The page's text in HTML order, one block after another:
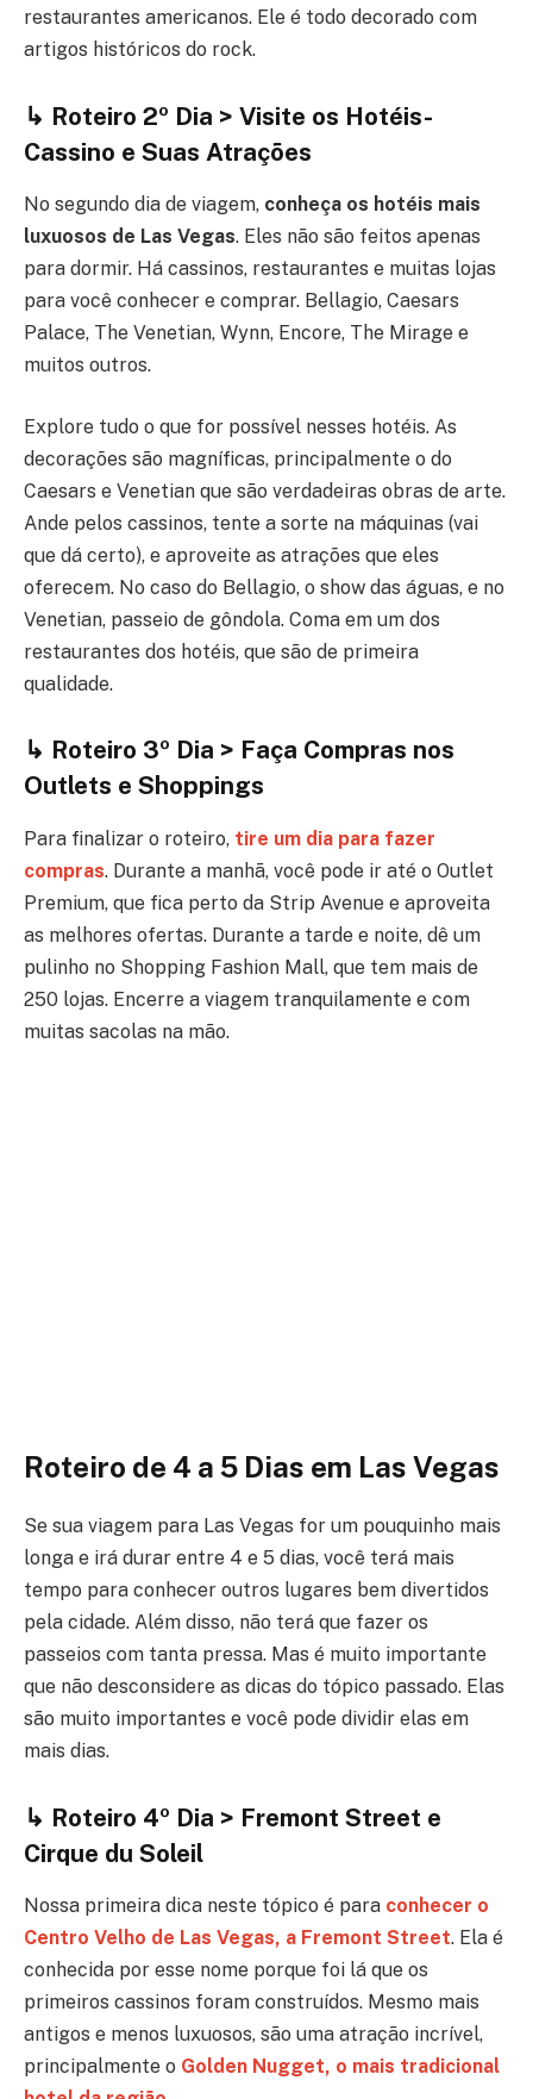
restaurantes americanos. Ele é todo decorado com
artigos históricos do rock.
↳ Roteiro 2º Dia > Visite os Hotéis-
Cassino e Suas Atrações
No segundo dia de viagem, conheça os hotéis mais
luxuosos de Las Vegas. Eles não são feitos apenas
para dormir. Há cassinos, restaurantes e muitas lojas
para você conhecer e comprar. Bellagio, Caesars
Palace, The Venetian, Wynn, Encore, The Mirage e
muitos outros.
Explore tudo o que for possível nesses hotéis. As
decorações são magníficas, principalmente o do
Caesars e Venetian que são verdadeiras obras de arte.
Ande pelos cassinos, tente a sorte na máquinas (vai
que dá certo), e aproveite as atrações que eles
oferecem. No caso do Bellagio, o show das águas, e no
Venetian, passeio de gôndola. Coma em um dos
restaurantes dos hotéis, que são de primeira
qualidade.
↳ Roteiro 3º Dia > Faça Compras nos
Outlets e Shoppings
Para finalizar o roteiro, tire um dia para fazer
compras. Durante a manhã, você pode ir até o Outlet
Premium, que fica perto da Strip Avenue e aproveita
as melhores ofertas. Durante a tarde e noite, dê um
pulinho no Shopping Fashion Mall, que tem mais de
250 lojas. Encerre a viagem tranquilamente e com
muitas sacolas na mão.
Roteiro de 4 a 5 Dias em Las Vegas
Se sua viagem para Las Vegas for um pouquinho mais
longa e irá durar entre 4 e 5 dias, você terá mais
tempo para conhecer outros lugares bem divertidos
pela cidade. Além disso, não terá que fazer os
passeios com tanta pressa. Mas é muito importante
que não desconsidere as dicas do tópico passado. Elas
são muito importantes e você pode dividir elas em
mais dias.
↳ Roteiro 4º Dia > Fremont Street e
Cirque du Soleil
Nossa primeira dica neste tópico é para conhecer o
Centro Velho de Las Vegas, a Fremont Street. Ela é
conhecida por esse nome porque foi lá que os
primeiros cassinos foram construídos. Mesmo mais
antigos e menos luxuosos, são uma atração incrível,
principalmente o Golden Nugget, o mais tradicional